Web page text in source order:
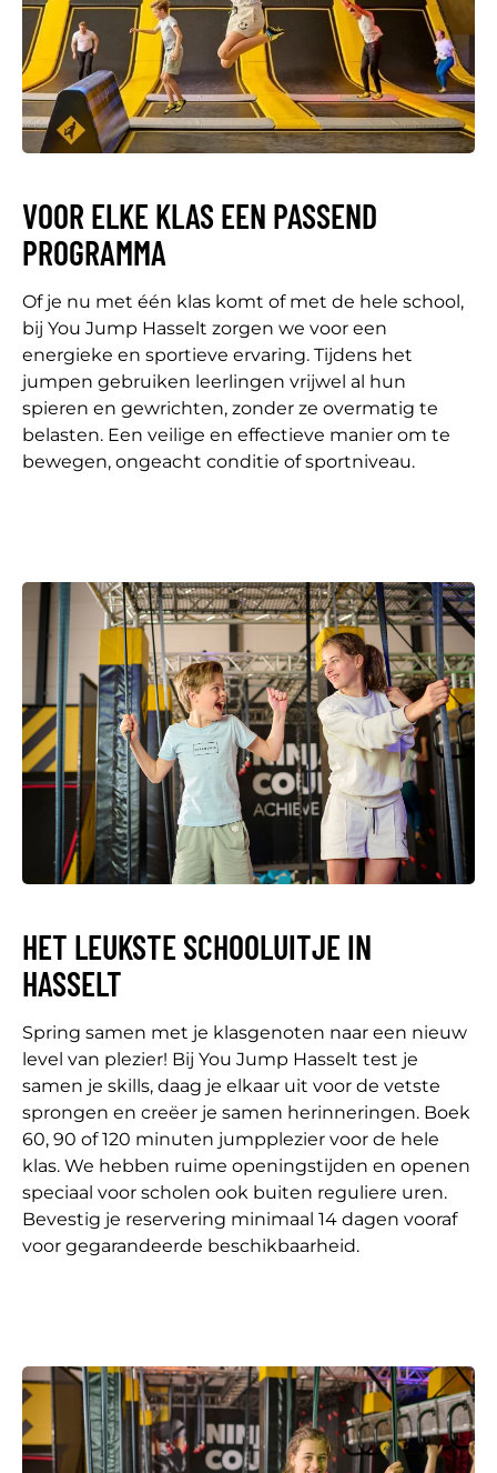
VOOR ELKE KLAS EEN PASSEND
PROGRAMMA
Of je nu met één klas komt of met de hele school,
bij You Jump Hasselt zorgen we voor een
energieke en sportieve ervaring. Tijdens het
jumpen gebruiken leerlingen vrijwel al hun
spieren en gewrichten, zonder ze overmatig te
belasten. Een veilige en effectieve manier om te
bewegen, ongeacht conditie of sportniveau.
HET LEUKSTE SCHOOLUITJE IN
HASSELT
Spring samen met je klasgenoten naar een nieuw
level van plezier! Bij You Jump Hasselt test je
samen je skills, daag je elkaar uit voor de vetste
sprongen en creëer je samen herinneringen. Boek
60, 90 of 120 minuten jumpplezier voor de hele
klas. We hebben ruime openingstijden en openen
speciaal voor scholen ook buiten reguliere uren.
Bevestig je reservering minimaal 14 dagen vooraf
voor gegarandeerde beschikbaarheid.